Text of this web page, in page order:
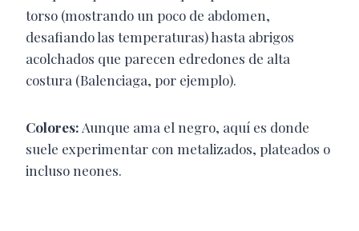
torso (mostrando un poco de abdomen,
desafiando las temperaturas) hasta abrigos
acolchados que parecen edredones de alta
costura (Balenciaga, por ejemplo).
Colores: Aunque ama el negro, aquí es donde
suele experimentar con metalizados, plateados o
incluso neones.